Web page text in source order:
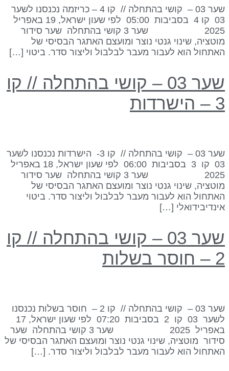
שער 03 – קושי בהתחלה // קו 4 – כריזמה נכנסנו לשער
03 קו 4 בסביבות 05:00 לפי שעון ישראל, 19 באפריל
2025 שער 3 קושי בהתחלה שער סידור
שינוי גנטי נוצר ומועצם האתגר הבסיסי של
הוא לעבור מעבר לבלבול וליצור סדר. ביטוי […]
שער 03 – קושי בהתחלה // קו
שער 03 – קושי בהתחלה // קו 3- הישרדות נכנסנו לשער
03 קו 3 בסביבות 06:00 לפי שעון ישראל, 18 באפריל
2025 שער 3 קושי בהתחלה שער סידור
שינוי גנטי נוצר ומועצם האתגר הבסיסי של
הוא לעבור מעבר לבלבול וליצור סדר. ביטוי
[…]
שער 03 – קושי בהתחלה // קו
בשלות
שער 03 – קושי בהתחלה // קו 2 – חוסר בשלות נכנסנו
לשער 03 קו 2 בסביבות 07:20 לפי שעון ישראל, 17
באפריל 2025 שער 3 קושי בהתחלה שער
מוטציה, שינוי גנטי נוצר ומועצם האתגר הבסיסי של
הוא לעבור מעבר לבלבול וליצור סדר. […]